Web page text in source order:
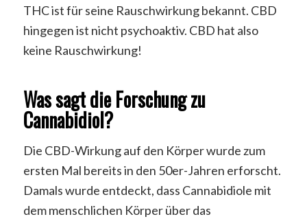
THC ist für seine Rauschwirkung bekannt. CBD
hingegen ist nicht psychoaktiv. CBD hat also
keine Rauschwirkung!
Was sagt die Forschung zu
Cannabidiol?
Die CBD-Wirkung auf den Körper wurde zum
ersten Mal bereits in den 50er-Jahren erforscht.
Damals wurde entdeckt, dass Cannabidiole mit
dem menschlichen Körper über das